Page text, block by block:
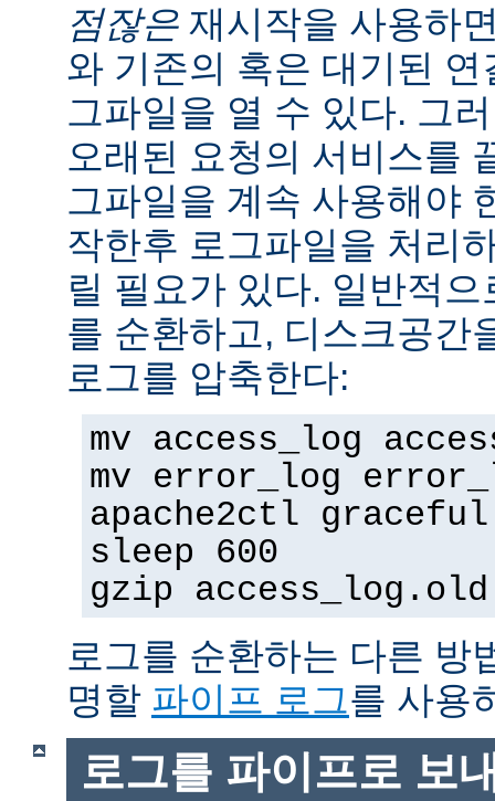
점잖은 재시작을 사용하
와 기존의 혹은 대기된
그파일을 열 수 있다. 그
오래된 요청의 서비스를
그파일을 계속 사용해야
작한후 로그파일을 처리
릴 필요가 있다. 일반적
를 순환하고, 디스크공간
로그를 압축한다:
mv access_log
mv error_log
apache2ctl graceful
sleep 600
gzip
로그를 순환하는 다른 방
명할 파이프 로그를 사용
로그를 파이프로 보